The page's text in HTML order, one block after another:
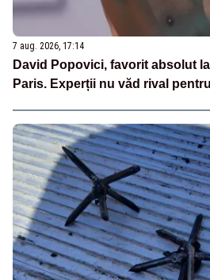
7 aug. 2026, 17:14
David Popovici, favorit absolut
Paris. Experții nu văd rival